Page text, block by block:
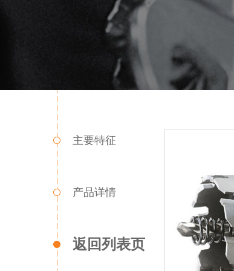
主要特征
产品详情
返回列表页